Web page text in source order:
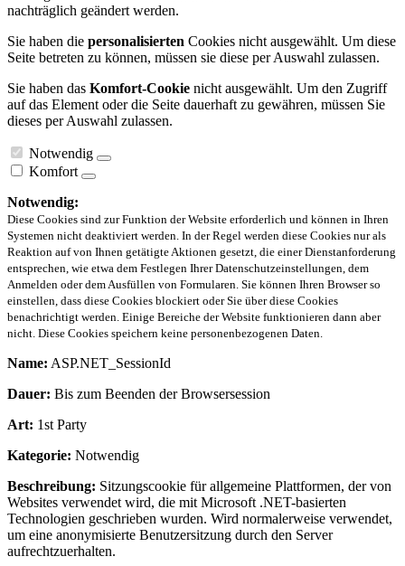
nachträglich geändert werden.
Sie haben die personalisierten Cookies nicht ausgewählt. Um diese
Seite betreten zu können, müssen sie diese per Auswahl zulassen.
Sie haben das Komfort-Cookie nicht ausgewählt. Um den Zugriff
auf das Element oder die Seite dauerhaft zu gewähren, müssen Sie
dieses per Auswahl zulassen.
Notwendig
Komfort
Notwendig:
Diese Cookies sind zur Funktion der Website erforderlich und können in Ihren
Systemen nicht deaktiviert werden. In der Regel werden diese Cookies nur als
Reaktion auf von Ihnen getätigte Aktionen gesetzt, die einer Dienstanforderung
entsprechen, wie etwa dem Festlegen Ihrer Datenschutzeinstellungen, dem
Anmelden oder dem Ausfüllen von Formularen. Sie können Ihren Browser so
einstellen, dass diese Cookies blockiert oder Sie über diese Cookies
benachrichtigt werden. Einige Bereiche der Website funktionieren dann aber
nicht. Diese Cookies speichern keine personenbezogenen Daten.
Name: ASP.NET_SessionId
Dauer: Bis zum Beenden der Browsersession
Art: 1st Party
Kategorie: Notwendig
Beschreibung: Sitzungscookie für allgemeine Plattformen, der von
Websites verwendet wird, die mit Microsoft .NET-basierten
Technologien geschrieben wurden. Wird normalerweise verwendet,
um eine anonymisierte Benutzersitzung durch den Server
aufrechtzuerhalten.